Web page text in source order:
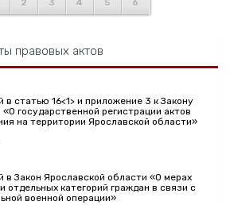
2 3 4 5 6
правовых актов
статью 16<1> и приложение 3 к Закону
государственной регистрации актов
на территории Ярославской области»
в Закон Ярославской области «О мерах
отдельных категорий граждан в связи с
военной операции»